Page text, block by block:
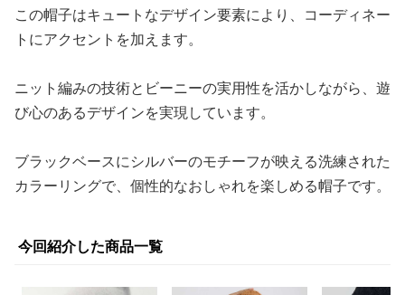
この帽子はキュートなデザイン要素により、コーディネー
トにアクセントを加えます。
ニット編みの技術とビーニーの実用性を活かしながら、遊
び心のあるデザインを実現しています。
ブラックベースにシルバーのモチーフが映える洗練された
カラーリングで、個性的なおしゃれを楽しめる帽子です。
今回紹介した商品一覧